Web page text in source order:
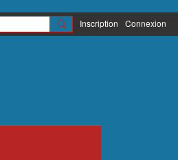
Inscription Connexion